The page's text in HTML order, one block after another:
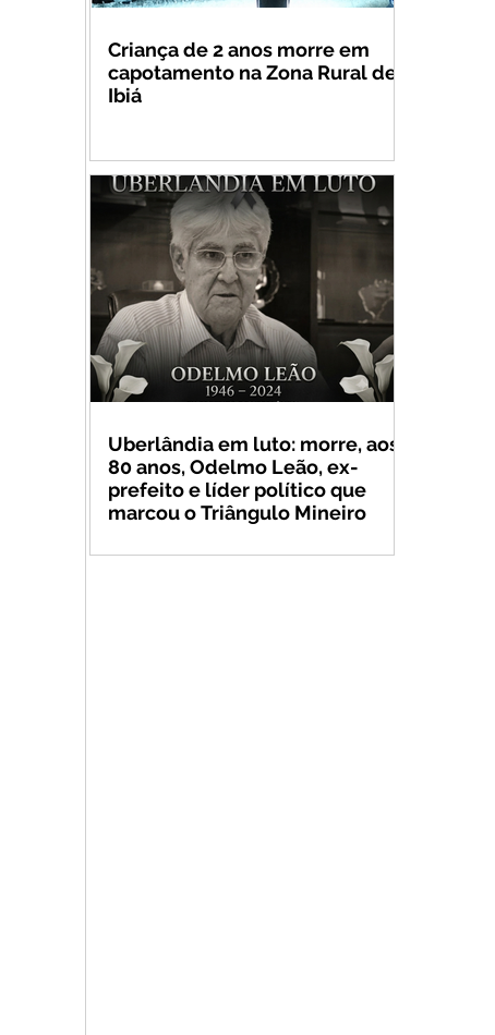
Criança de 2 anos morre em
capotamento na Zona Rural de
Ibiá
Uberlândia em luto: morre, aos
80 anos, Odelmo Leão, ex-
prefeito e líder político que
marcou o Triângulo Mineiro